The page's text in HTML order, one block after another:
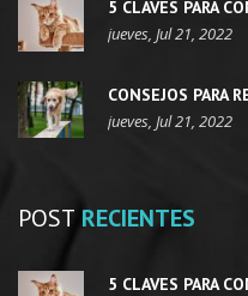
5 CLAVES PARA
jueves, Jul 21, 2022
CONSEJOS PARA
jueves, Jul 21, 2022
POST RECIENTES
5 CLAVES PARA